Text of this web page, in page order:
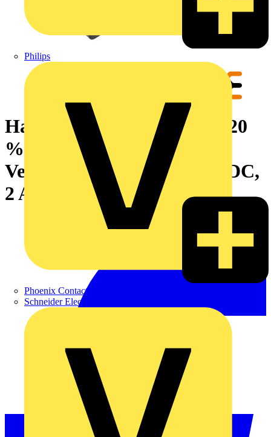
Philips
Phoenix Contact
Schneider Electric
Halbleiterrelais, 12 V DC ±20
%, Freilaufdiode,
Verpolungsschutz, 3...33 V DC,
2 A, PUSH IN